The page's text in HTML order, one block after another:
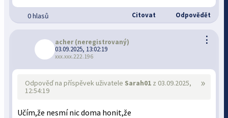
0 hlasů Citovat Odpovědět
⋮
acher(neregistrovaný)
03.09.2025, 13:02:19
xxx.xxx.222.196
»
Odpověď na příspěvek uživatele Sarah01 z 03.09.2025,
12:54:19
Učím,že nesmí nic doma honit,že